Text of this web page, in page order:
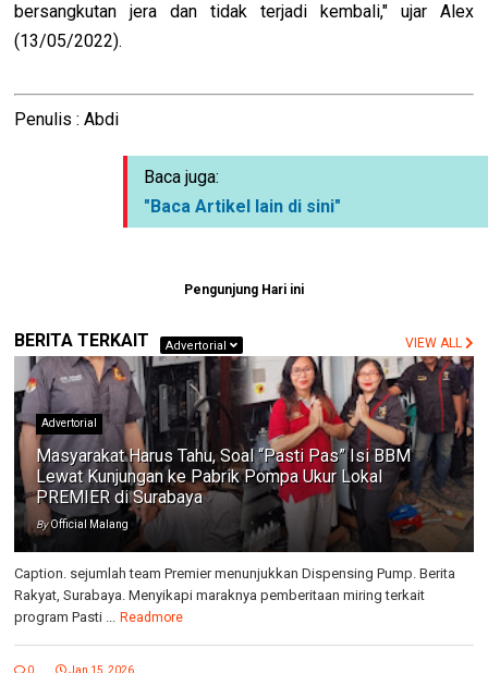
bersangkutan jera dan tidak terjadi kembali," ujar Alex
(13/05/2022).
Penulis : Abdi
Baca juga:
"Baca Artikel lain di sini"
Pengunjung Hari ini
BERITA TERKAIT Advertorial VIEW ALL
Advertorial
Masyarakat Harus Tahu, Soal “Pasti Pas” Isi BBM
Lewat Kunjungan ke Pabrik Pompa Ukur Lokal
PREMIER di Surabaya
ByOfficial Malang
Caption. sejumlah team Premier menunjukkan Dispensing Pump. Berita
Rakyat, Surabaya. Menyikapi maraknya pemberitaan miring terkait
program Pasti ... Readmore
0 Jan 15, 2026